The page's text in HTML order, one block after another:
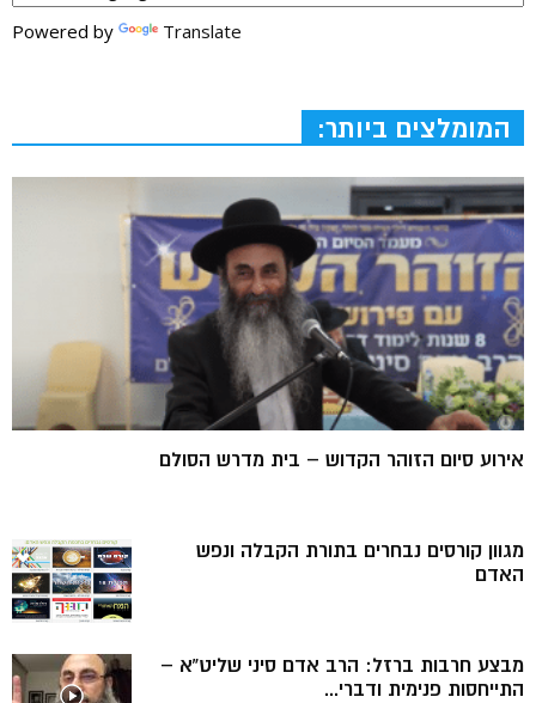
Powered by Translate
המומלצים ביותר:
אירוע סיום הזוהר הקדוש – בית מדרש הסולם
מגוון קורסים נבחרים בתורת הקבלה ונפש
האדם
מבצע חרבות ברזל: הרב אדם סיני שליט”א –
התייחסות פנימית ודברי...